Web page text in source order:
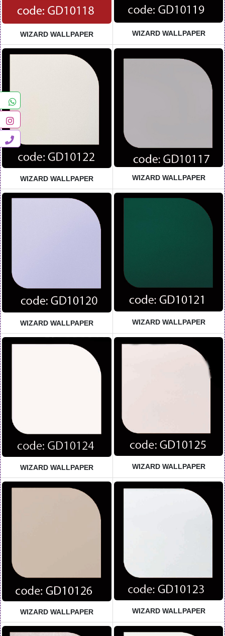
WIZARD WALLPAPER
WIZARD WALLPAPER
WIZARD WALLPAPER
WIZARD WALLPAPER
WIZARD WALLPAPER
WIZARD WALLPAPER
WIZARD WALLPAPER
WIZARD WALLPAPER
WIZARD WALLPAPER
WIZARD WALLPAPER